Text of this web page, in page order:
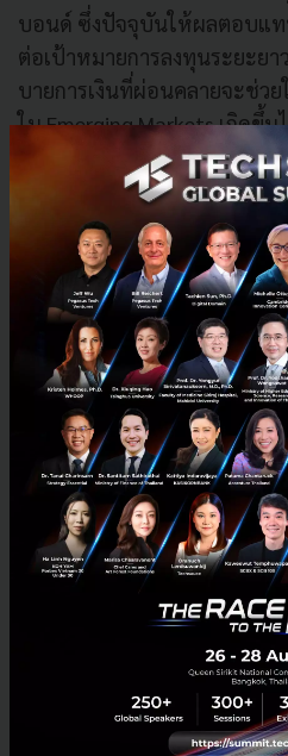
บอนด์ ซึ่งปัจจุบันให้ผลตอบแท
ต่อเป้าหมายการลงทุนระยะยา
บายการเงินที่ผ่อนคลายจะช่ว
ใน Emerging Markets เกิดขึ้น
ลงทุนกลุ่มวัฏจักร (Cyclical) แ
ฟื้นตัวช้ากว่าการลงทุนในกลุ่มเ
ประชุม FOMC ครั้งถัดไปวันที่
Saucy Thoughts SCB scbs FOMC เลื
No